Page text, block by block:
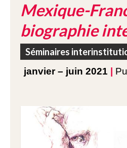
Mexique-
biographie
Séminaires
janvier – juin 2021